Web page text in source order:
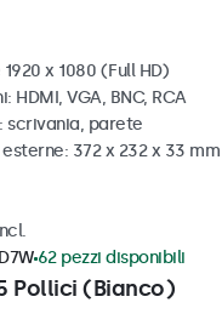
x 1080 (Full HD)
HDMI, VGA, BNC, RCA
scrivania, parete
372 x 232 x 33 mm
Pollici (Bianco)
62 pezzi disponibili